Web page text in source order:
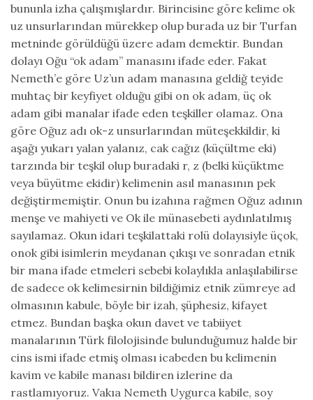
bununla izha çalışmışlardır. Birincisine göre kelime ok
uz unsurlarından mürekkep olup burada uz bir Turfan
metninde görüldüğü üzere adam demektir. Bundan
dolayı Oğu “ok adam” manasını ifade eder. Fakat
Nemeth’e göre Uz’un adam manasına geldiğ teyide
muhtaç bir keyfiyet olduğu gibi on ok adam, üç ok
adam gibi manalar ifade eden teşkiller olamaz. Ona
göre Oğuz adı ok-z unsurlarından müteşekkildir, ki
aşağı yukarı yalan yalanız, cak cağız (küçültme eki)
tarzında bir teşkil olup buradaki r, z (belki küçüktme
veya büyütme ekidir) kelimenin asıl manasının pek
değiştirmemiştir. Onun bu izahına rağmen Oğuz adının
menşe ve mahiyeti ve Ok ile münasebeti aydınlatılmış
sayılamaz. Okun idari teşkilattaki rolü dolayısiyle üçok,
onok gibi isimlerin meydanan çıkışı ve sonradan etnik
bir mana ifade etmeleri sebebi kolaylıkla anlaşılabilirse
de sadece ok kelimesirnin bildiğimiz etnik zümreye ad
olmasının kabule, böyle bir izah, şüphesiz, kifayet
etmez. Bundan başka okun davet ve tabiiyet
manalarının Türk filolojisinde bulunduğumuz halde bir
cins ismi ifade etmiş olması icabeden bu kelimenin
kavim ve kabile manası bildiren izlerine da
rastlamıyoruz. Vakıa Nemeth Uygurca kabile, soy